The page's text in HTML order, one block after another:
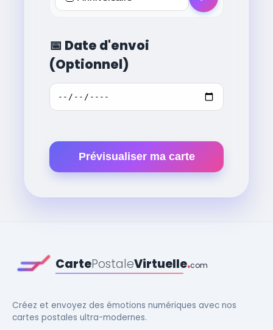
📅 Date d'envoi
(Optionnel)
Prévisualiser ma carte
CartePostaleVirtuelle.com
Créez et envoyez des émotions numériques avec nos
cartes postales ultra-modernes.